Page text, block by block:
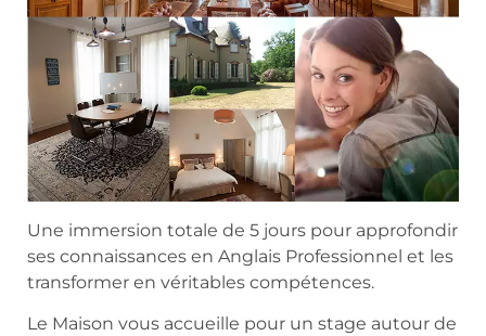
Une immersion totale de 5 jours pour approfondir
ses connaissances en Anglais Professionnel et les
transformer en véritables compétences.
Le Maison vous accueille pour un stage autour de